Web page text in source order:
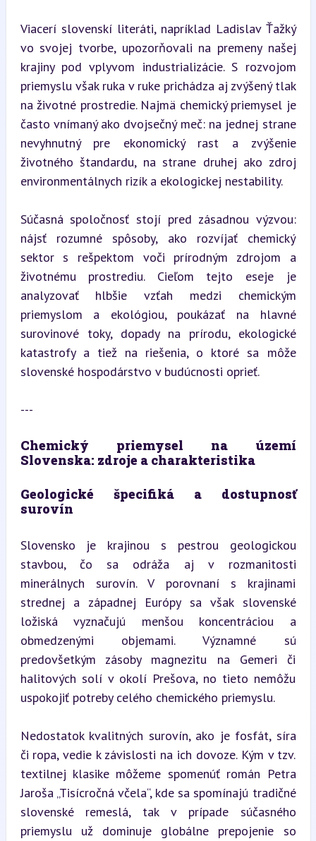
Viacerí slovenskí literáti, napríklad Ladislav Ťažký
vo svojej tvorbe, upozorňovali na premeny našej
krajiny pod vplyvom industrializácie. S rozvojom
priemyslu však ruka v ruke prichádza aj zvýšený tlak
na životné prostredie. Najmä chemický priemysel je
často vnímaný ako dvojsečný meč: na jednej strane
nevyhnutný pre ekonomický rast a zvýšenie
životného štandardu, na strane druhej ako zdroj
environmentálnych rizík a ekologickej nestability.
Súčasná spoločnosť stojí pred zásadnou výzvou:
nájsť rozumné spôsoby, ako rozvíjať chemický
sektor s rešpektom voči prírodným zdrojom a
životnému prostrediu. Cieľom tejto eseje je
analyzovať hlbšie vzťah medzi chemickým
priemyslom a ekológiou, poukázať na hlavné
surovinové toky, dopady na prírodu, ekologické
katastrofy a tiež na riešenia, o ktoré sa môže
slovenské hospodárstvo v budúcnosti oprieť.
---
Chemický priemysel na území
Slovenska: zdroje a charakteristika
Geologické špecifiká a dostupnosť
surovín
Slovensko je krajinou s pestrou geologickou
stavbou, čo sa odráža aj v rozmanitosti
minerálnych surovín. V porovnaní s krajinami
strednej a západnej Európy sa však slovenské
ložiská vyznačujú menšou koncentráciou a
obmedzenými objemami. Významné sú
predovšetkým zásoby magnezitu na Gemeri či
halitových solí v okolí Prešova, no tieto nemôžu
uspokojiť potreby celého chemického priemyslu.
Nedostatok kvalitných surovín, ako je fosfát, síra
či ropa, vedie k závislosti na ich dovoze. Kým v tzv.
textilnej klasike môžeme spomenúť román Petra
Jaroša „Tisícročná včela“, kde sa spomínajú tradičné
slovenské remeslá, tak v prípade súčasného
priemyslu už dominuje globálne prepojenie so